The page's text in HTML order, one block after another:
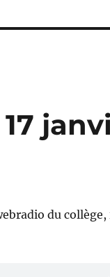
du collège,